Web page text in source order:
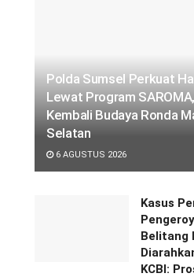
Polda Sumsel Perkuat
Lewat Program
Kembali Budaya Ronda
Selatan
6 AGUSTUS 2026
Kasus
Belitang
KCBI: